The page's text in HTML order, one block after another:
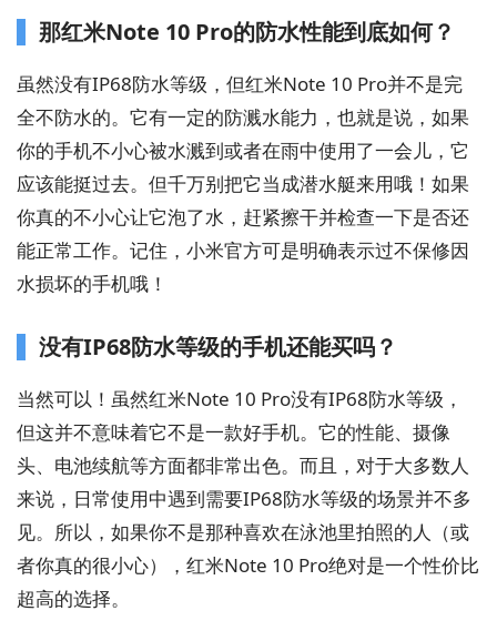
那红米Note 10 Pro的防水性能到底如何？
虽然没有IP68防水等级，但红米Note 10 Pro并不是完
全不防水的。它有一定的防溅水能力，也就是说，如果
你的手机不小心被水溅到或者在雨中使用了一会儿，它
应该能挺过去。但千万别把它当成潜水艇来用哦！如果
你真的不小心让它泡了水，赶紧擦干并检查一下是否还
能正常工作。记住，小米官方可是明确表示过不保修因
水损坏的手机哦！
没有IP68防水等级的手机还能买吗？
当然可以！虽然红米Note 10 Pro没有IP68防水等级，
但这并不意味着它不是一款好手机。它的性能、摄像
头、电池续航等方面都非常出色。而且，对于大多数人
来说，日常使用中遇到需要IP68防水等级的场景并不多
见。所以，如果你不是那种喜欢在泳池里拍照的人（或
者你真的很小心），红米Note 10 Pro绝对是一个性价比
超高的选择。